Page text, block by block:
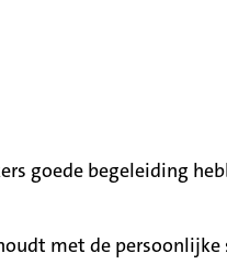
goede begeleiding
met de